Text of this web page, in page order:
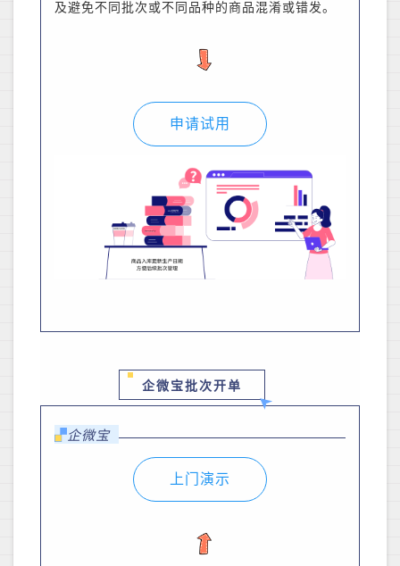
及避免不同批次或不同品种的商品混淆或错发。
申请试用
企微宝批次开单
企微宝
上门演示